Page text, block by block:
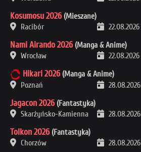
Kosumosu 2026 (Mieszane)
Racibór
22.08.2026
Nami Airando 2026 (Manga & Anime)
Wrocław
22.08.2026
Hikari 2026 (Manga & Anime)
Poznań
28.08.2026
Jagacon 2026 (Fantastyka)
Skarżyńsko-Kamienna
28.08.2026
Tolkon 2026 (Fantastyka)
Chorzów
28.08.2026